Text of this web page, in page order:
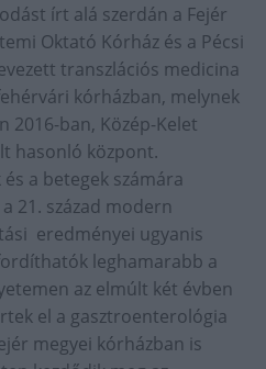
írt alá szerdán a Fejér
Oktató Kórház és a Pécsi
transzlációs medicina
kórházban, melynek
2016-ban, Közép-Kelet
hasonló központ.
a betegek számára
21. század modern
eredményei ugyanis
leghamarabb a
az elmúlt két évben
el a gasztroenterológia
megyei kórházban is